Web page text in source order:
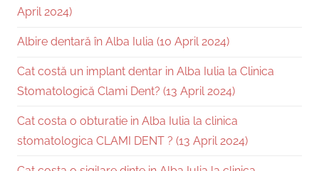
April 2024)
Albire dentară în Alba Iulia (10 April 2024)
Cat costă un implant dentar in Alba Iulia la Clinica
Stomatologică Clami Dent? (13 April 2024)
Cat costa o obturatie in Alba Iulia la clinica
stomatologica CLAMI DENT ? (13 April 2024)